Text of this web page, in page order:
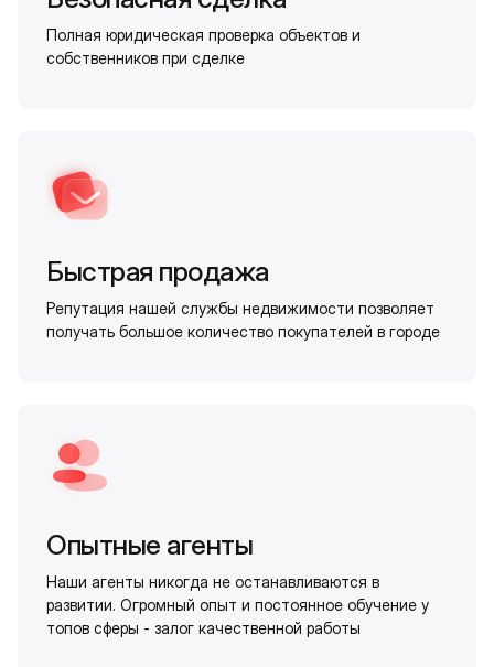
Полная юридическая проверка объектов и
собственников при сделке
Быстрая продажа
Репутация нашей службы недвижимости позволяет
получать большое количество покупателей в городе
Опытные агенты
Наши агенты никогда не останавливаются в
развитии. Огромный опыт и постоянное обучение у
топов сферы - залог качественной работы